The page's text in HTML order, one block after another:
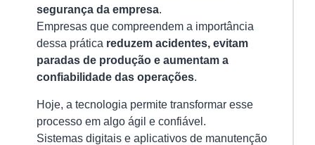
segurança da empresa.
Empresas que compreendem a importância
dessa prática reduzem acidentes, evitam
paradas de produção e aumentam a
confiabilidade das operações.
Hoje, a tecnologia permite transformar esse
processo em algo ágil e confiável.
Sistemas digitais e aplicativos de manutenção